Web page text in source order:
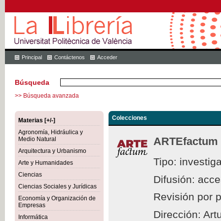
Principal Contáctenos Acceder
Búsqueda
>> Búsqueda avanzada
Materias [+/-]
Agronomía, Hidráulica y
Medio Natural
Arquitectura y Urbanismo
Arte y Humanidades
Ciencias
Ciencias Sociales y Jurídicas
Economía y Organización de
Empresas
Informática
Colecciones
ARTEfactum
Tipo:
Difusión:
Revisión por
Dirección: